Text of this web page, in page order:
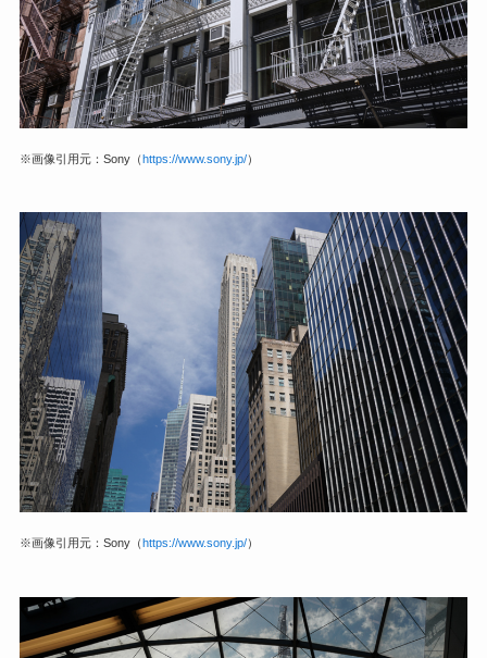
※画像引用元：Sony（https://www.sony.jp/）
※画像引用元：Sony（ https://www.sony.jp/）